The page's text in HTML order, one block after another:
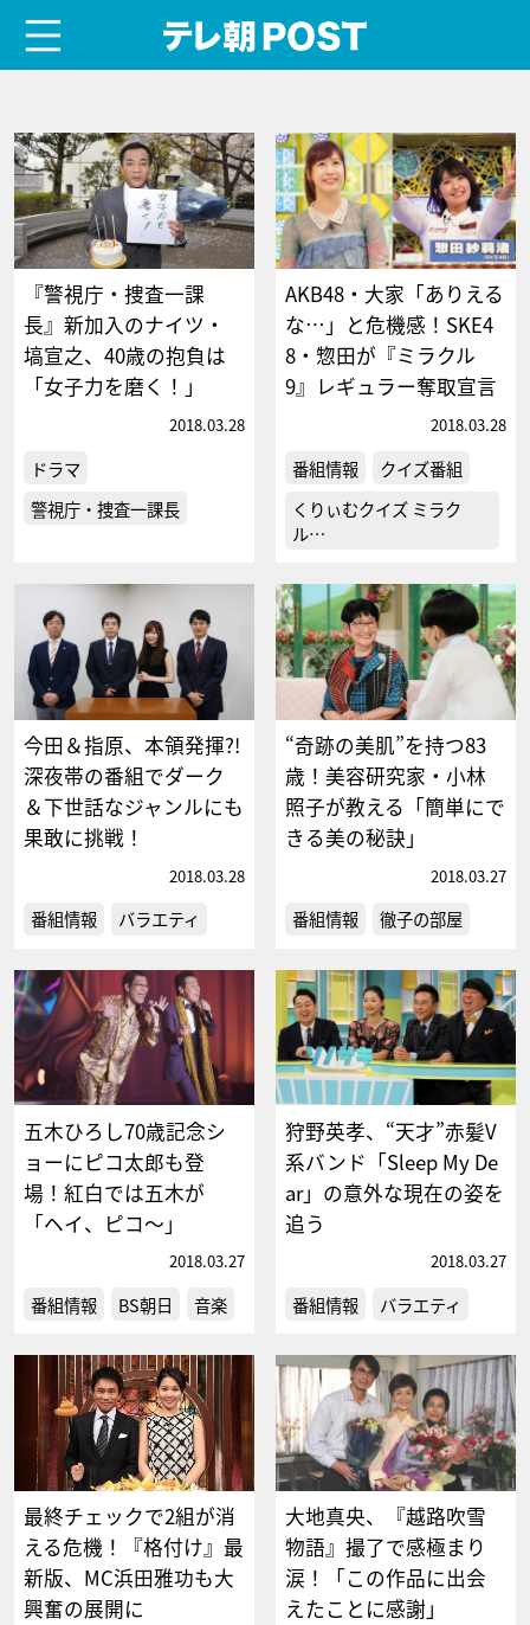
『警視庁・捜査一課
長』新加入のナイツ・
塙宣之、40歳の抱負は
「女子力を磨く！」
2018.03.28
ドラマ
警視庁・捜査一課長
AKB48・大家「ありえる
な…」と危機感！SKE4
8・惣田が『ミラクル
9』レギュラー奪取宣言
2018.03.28
番組情報
クイズ番組
くりぃむクイズ ミラク
ル…
今田＆指原、本領発揮?!
深夜帯の番組でダーク
＆下世話なジャンルにも
果敢に挑戦！
2018.03.28
番組情報 バラエティ
“奇跡の美肌”を持つ83
歳！美容研究家・小林
照子が教える「簡単にで
きる美の秘訣」
2018.03.27
番組情報 徹子の部屋
五木ひろし70歳記念シ
ョーにピコ太郎も登
場！紅白では五木が
「ヘイ、ピコ～」
2018.03.27
番組情報 BS朝日 音楽
狩野英孝、“天才”赤髪V
系バンド「Sleep My De
ar」の意外な現在の姿を
追う
2018.03.27
番組情報 バラエティ
最終チェックで2組が消
える危機！『格付け』最
新版、MC浜田雅功も大
興奮の展開に
大地真央、『越路吹雪
物語』撮了で感極まり
涙！「この作品に出会
えたことに感謝」